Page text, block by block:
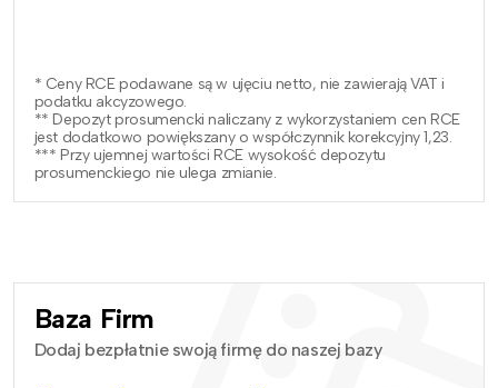
* Ceny RCE podawane są w ujęciu netto, nie zawierają VAT i
podatku akcyzowego.
** Depozyt prosumencki naliczany z wykorzystaniem cen RCE
jest dodatkowo powiększany o współczynnik korekcyjny 1,23.
*** Przy ujemnej wartości RCE wysokość depozytu
prosumenckiego nie ulega zmianie.
Baza Firm
Dodaj bezpłatnie swoją firmę do naszej bazy